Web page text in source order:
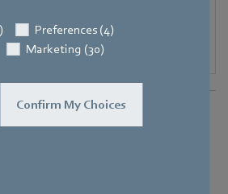
Preferences (4)
Marketing (30)
Confirm My Choices
- 176,91KB
- 2,11MB